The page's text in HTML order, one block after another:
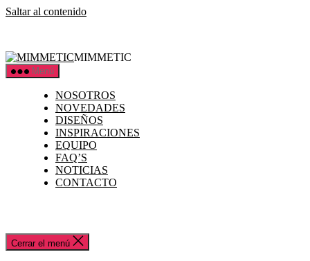
Saltar al contenido
MIMMETIC
Menú
NOSOTROS
NOVEDADES
DISEÑOS
INSPIRACIONES
EQUIPO
FAQ’S
NOTICIAS
CONTACTO
Cerrar el menú